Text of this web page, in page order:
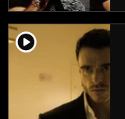
player2